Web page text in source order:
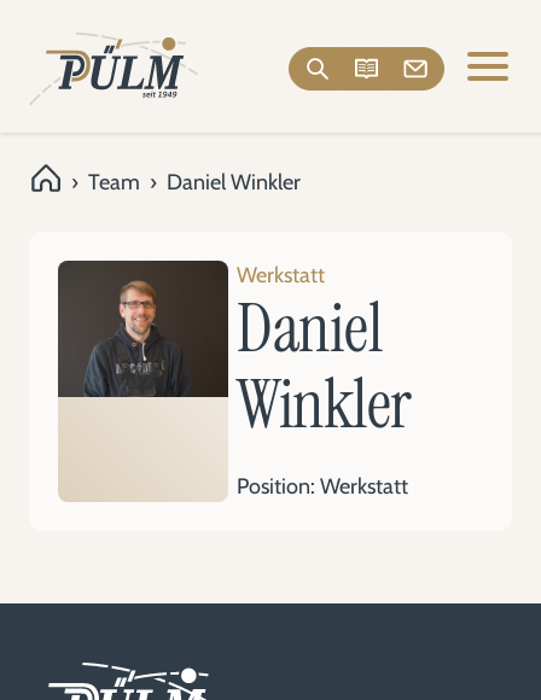
› Team › Daniel Winkler
Werkstatt
Daniel
Winkler
Position: Werkstatt